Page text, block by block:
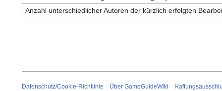
Anzahl unterschiedlicher Autoren der kürzlich erfolgten
Datenschutz/Cookie-Richtlinie Über GameGuideWiki